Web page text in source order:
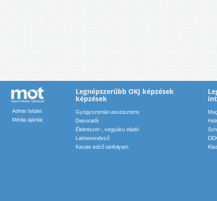
Admin felület
Média ajánlat
Legnépszerűbb OKJ képzések
képzések
Gyógyszertári asszisztens
Dekoratőr
Élelmiszer-, vegyiáru eladó
Lakberendező
Karate edző tanfolyam